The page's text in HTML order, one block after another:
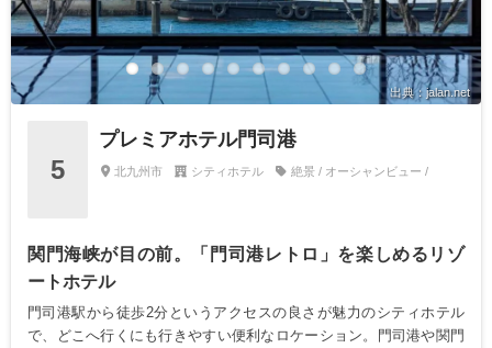
出典：jalan.net
5
プレミアホテル門司港
北九州市 シティホテル 絶景 / オーシャンビュー /
関門海峡が目の前。「門司港レトロ」を楽しめるリゾ
ートホテル
門司港駅から徒歩2分というアクセスの良さが魅力のシティホテル
で、どこへ行くにも行きやすい便利なロケーション。門司港や関門